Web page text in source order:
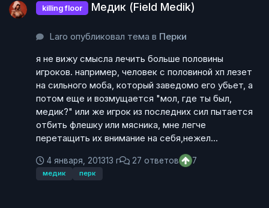
killing floor Медик (Field Medik)
Laro опубликовал тема в Перки
я не вижу смысла лечить больше половины
игроков. например, человек с половиной хп лезет
на сильного моба, который заведомо его убьет, а
потом еще и возмущается "мол, где ты был,
медик?" или же игрок из последних сил пытается
отбить флешку или мясника, мне легче
перетащить их внимание на себя,нежел...
4 января, 201313 г 27 ответов 7
медик перк